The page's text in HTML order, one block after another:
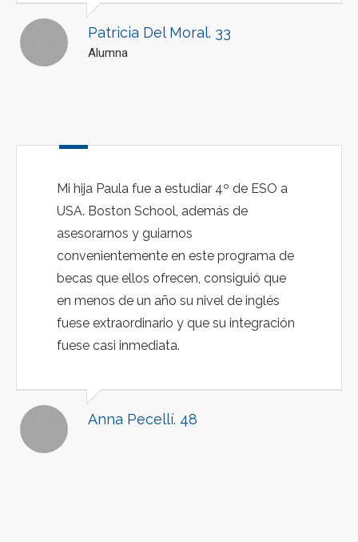
Patricia Del Moral. 33
Alumna
Mi hija Paula fue a estudiar 4º de ESO a
USA. Boston School, además de
asesorarnos y guiarnos
convenientemente en este programa de
becas que ellos ofrecen, consiguió que
en menos de un año su nivel de inglés
fuese extraordinario y que su integración
fuese casi inmediata.
Anna Pecellí. 48